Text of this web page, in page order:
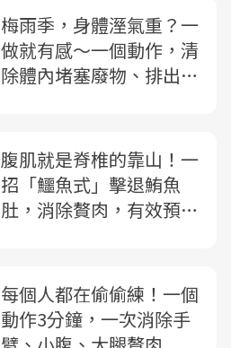
梅雨季，身體溼氣重？一
做就有感～一個動作，清
除體內堵塞廢物、排出多
腹肌就是脊椎的靠山！一
招「鱷魚式」擊退鮪魚
肚，消除贅肉，有效預防
每個人都在偷偷練！一個
動作3分鐘，一次消除手